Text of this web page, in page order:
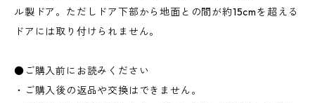
ル製ドア。ただしドア下部から地面との間が約15cmを超える
ドアには取り付けられません。
●ご購入前にお読みください
・ご購入後の返品や交換はできません。